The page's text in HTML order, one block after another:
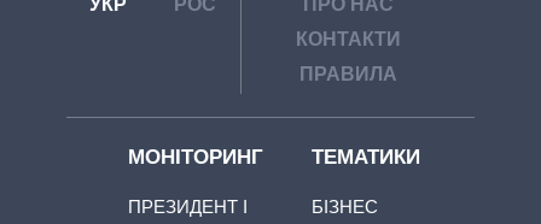
КОНТАКТИ
ПРАВИЛА
МОНІТОРИНГ
ПРЕЗИДЕНТ І
ТЕМАТИКИ
БІЗНЕС